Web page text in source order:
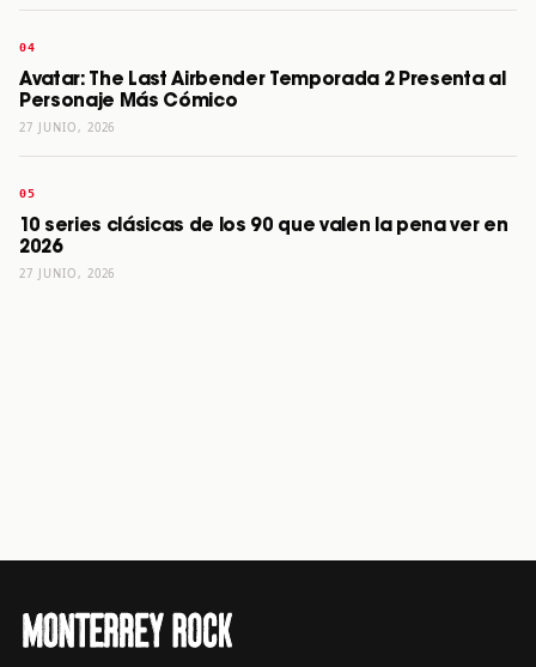
Avatar: The Last Airbender Temporada 2 Presenta al
Personaje Más Cómico
27 JUNIO, 2026
10 series clásicas de los 90 que valen la pena ver en
2026
27 JUNIO, 2026